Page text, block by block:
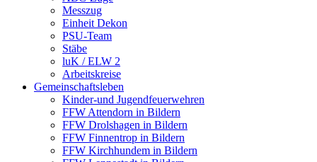
Messzug
Einheit Dekon
PSU-Team
Stäbe
luK / ELW 2
Arbeitskreise
Gemeinschaftsleben
Kinder-und Jugendfeuerwehren
FFW Attendorn in Bildern
FFW Drolshagen in Bildern
FFW Finnentrop in Bildern
FFW Kirchhundem in Bildern